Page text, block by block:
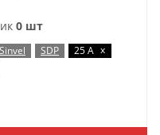
0 шт
Sinvel SDP 25 А x